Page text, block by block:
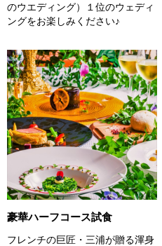
のウエディング）１位のウェディ
ングをお楽しみください♪
豪華ハーフコース試食
フレンチの巨匠・三浦が贈る渾身